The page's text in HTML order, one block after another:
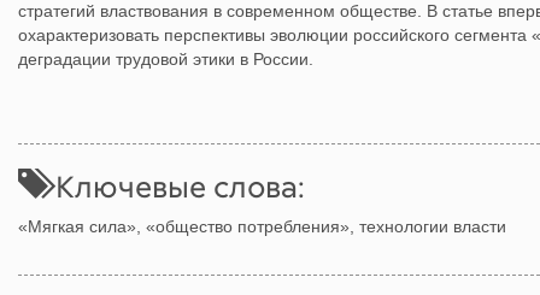
стратегий властвования в современном обществе. В статье
охарактеризовать перспективы эволюции российского
деградации трудовой этики в России.
Ключевые слова:
«Мягкая сила», «общество потребления», технологии власти